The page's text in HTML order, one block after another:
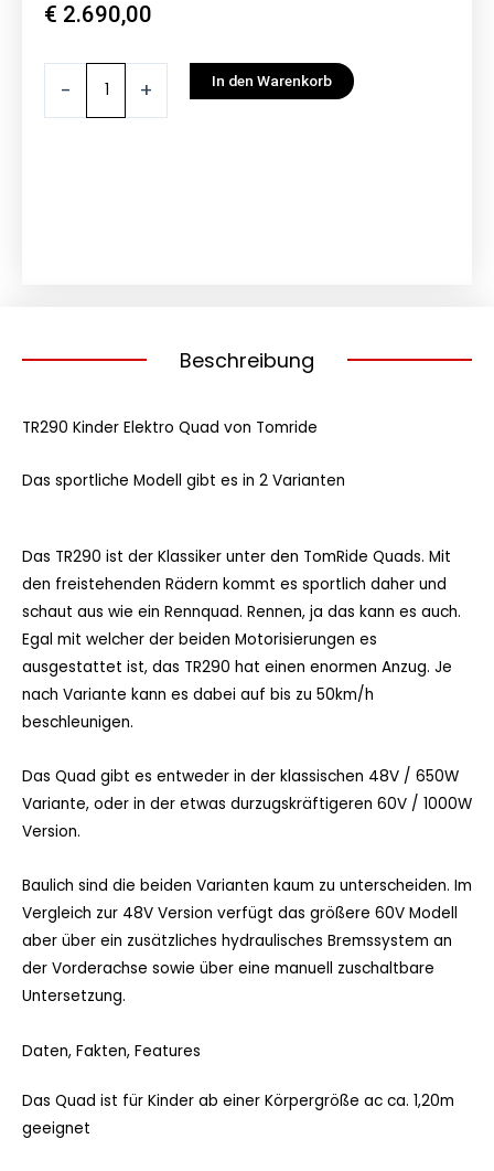
€ 2.690,00
- + In den Warenkorb
Beschreibung
TR290 Kinder Elektro Quad von Tomride
Das sportliche Modell gibt es in 2 Varianten
Das TR290 ist der Klassiker unter den TomRide Quads. Mit
den freistehenden Rädern kommt es sportlich daher und
schaut aus wie ein Rennquad. Rennen, ja das kann es auch.
Egal mit welcher der beiden Motorisierungen es
ausgestattet ist, das TR290 hat einen enormen Anzug. Je
nach Variante kann es dabei auf bis zu 50km/h
beschleunigen.
Das Quad gibt es entweder in der klassischen 48V / 650W
Variante, oder in der etwas durzugskräftigeren 60V / 1000W
Version.
Baulich sind die beiden Varianten kaum zu unterscheiden. Im
Vergleich zur 48V Version verfügt das größere 60V Modell
aber über ein zusätzliches hydraulisches Bremssystem an
der Vorderachse sowie über eine manuell zuschaltbare
Untersetzung.
Daten, Fakten, Features
Das Quad ist für Kinder ab einer Körpergröße ac ca. 1,20m
geeignet